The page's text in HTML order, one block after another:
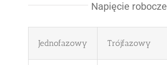
Napięcie robocze
Jednofazowy Trójfazowy